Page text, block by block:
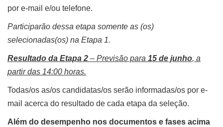
por e-mail e/ou telefone.
Participarão dessa etapa somente as (os)
selecionadas(os) na Etapa 1.
Resultado da Etapa 2 – Previsão para 15 de junho, a
partir das 14:00 horas.
Todas/os as/os candidatas/os serão informadas/os por e-
mail acerca do resultado de cada etapa da seleção.
Além do desempenho nos documentos e fases acima